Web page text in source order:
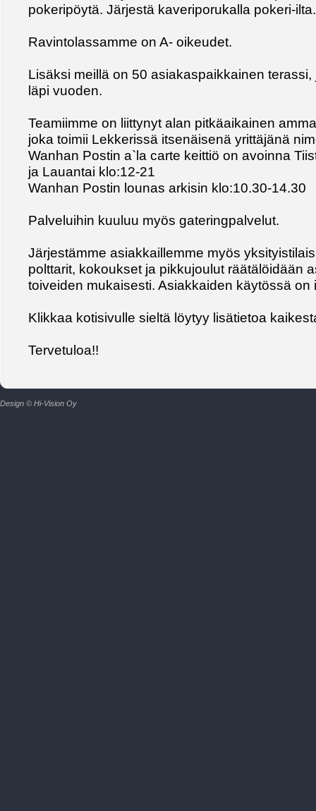
pokeripöytä. Järjestä kaveriporukalla pokeri-ilta.
Ravintolassamme on A- oikeudet.
Lisäksi meillä on 50 asiakaspaikkainen
läpi vuoden.
Teamiimme on liittynyt alan pitkäaikainen
joka toimii Lekkerissä itsenäisenä yrittäjänä
Wanhan Postin a`la carte keittiö on avoinna
ja Lauantai klo:12-21
Wanhan Postin lounas arkisin klo:10.30-14.30
Palveluihin kuuluu myös gateringpalvelut.
Järjestämme asiakkaillemme myös
polttarit, kokoukset ja pikkujoulut räätälöidään
toiveiden mukaisesti. Asiakkaiden käytössä on
Klikkaa kotisivulle sieltä löytyy lisätietoa
Tervetuloa!!
Design © Hi-Vision Oy